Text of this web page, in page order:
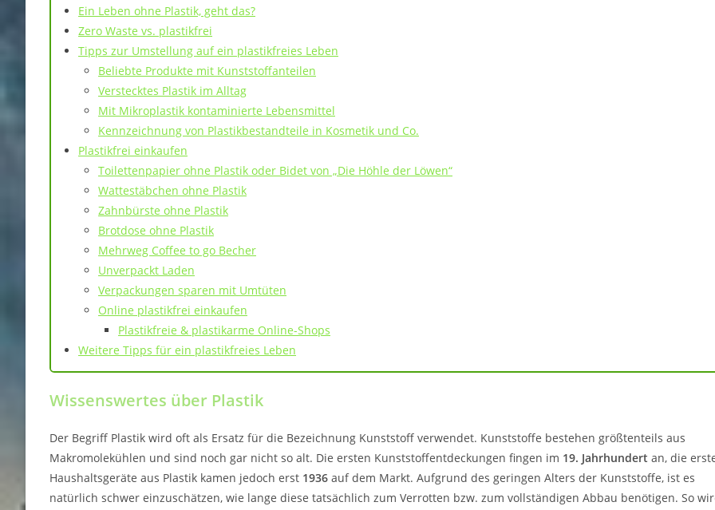
Ein Leben ohne Plastik, geht das?
Zero Waste vs. plastikfrei
Tipps zur Umstellung auf ein plastikfreies Leben
Beliebte Produkte mit Kunststoffanteilen
Verstecktes Plastik im Alltag
Mit Mikroplastik kontaminierte Lebensmittel
Kennzeichnung von Plastikbestandteile in Kosmetik und Co.
Plastikfrei einkaufen
Toilettenpapier ohne Plastik oder Bidet von „Die Höhle der Löwen“
Wattestäbchen ohne Plastik
Zahnbürste ohne Plastik
Brotdose ohne Plastik
Mehrweg Coffee to go Becher
Unverpackt Laden
Verpackungen sparen mit Umtüten
Online plastikfrei einkaufen
Plastikfreie & plastikarme Online-Shops
Weitere Tipps für ein plastikfreies Leben
Wissenswertes über Plastik
Der Begriff Plastik wird oft als Ersatz für die Bezeichnung Kunststoff verwendet. Kunststoffe bestehen größtenteils aus
Makromolekühlen und sind noch gar nicht so alt. Die ersten Kunststoffentdeckungen fingen im 19. Jahrhundert an, die
Haushaltsgeräte aus Plastik kamen jedoch erst 1936 auf dem Markt. Aufgrund des geringen Alters der Kunststoffe, ist es
natürlich schwer einzuschätzen, wie lange diese tatsächlich zum Verrotten bzw. zum vollständigen Abbau benötigen. So